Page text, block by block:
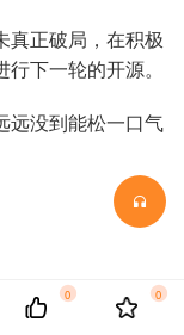
真正破局，在积极
下一轮的开源。
远没到能松一口气
8039.6亿元，同
0 0